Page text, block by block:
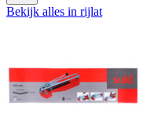
Bekijk alles in rijlat